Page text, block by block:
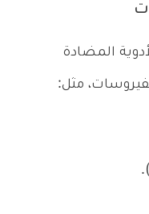
المضادة
مثل: